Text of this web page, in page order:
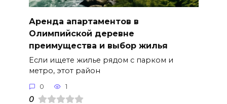
Аренда апартаментов в
Олимпийской деревне
преимущества и выбор жилья
Если ищете жилье рядом с парком и
метро, этот район
0 1
0